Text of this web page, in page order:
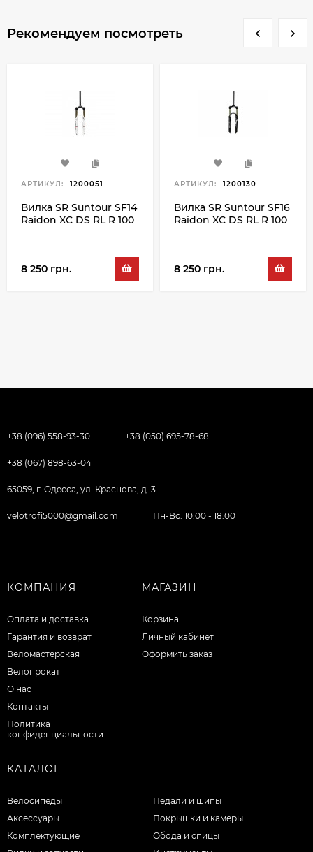
Рекомендуем посмотреть
АРТИКУЛ: 1200051
Вилка SR Suntour SF14
Raidon XC DS RL R 100
8 250 грн.
АРТИКУЛ: 1200130
Вилка SR Suntour SF16
Raidon XC DS RL R 100
8 250 грн.
+38 (096) 558-93-30 +38 (050) 695-78-68
+38 (067) 898-63-04
65059, г. Одесса, ул. Краснова, д. 3
velotrofi5000@gmail.com Пн-Вс: 10:00 - 18:00
КОМПАНИЯ
Оплата и доставка
Гарантия и возврат
Веломастерская
Велопрокат
О нас
Контакты
Политика
конфиденциальности
МАГАЗИН
Корзина
Личный кабинет
Оформить заказ
КАТАЛОГ
Велосипеды
Аксессуары
Комплектующие
Педали и шипы
Покрышки и камеры
Обода и спицы